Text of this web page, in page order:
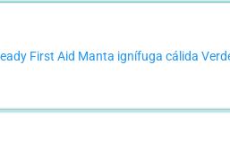
First Aid Manta ignífuga cálida